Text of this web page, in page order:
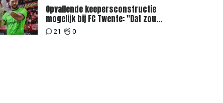
Opvallende keepersconstructie
mogelijk bij FC Twente: "Dat zou
eigenlijk best kunnen"
21 0